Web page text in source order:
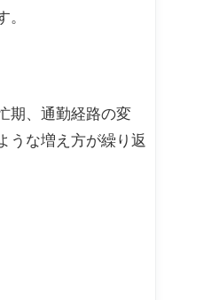
。
期、通勤経路の変
うな増え方が繰り返